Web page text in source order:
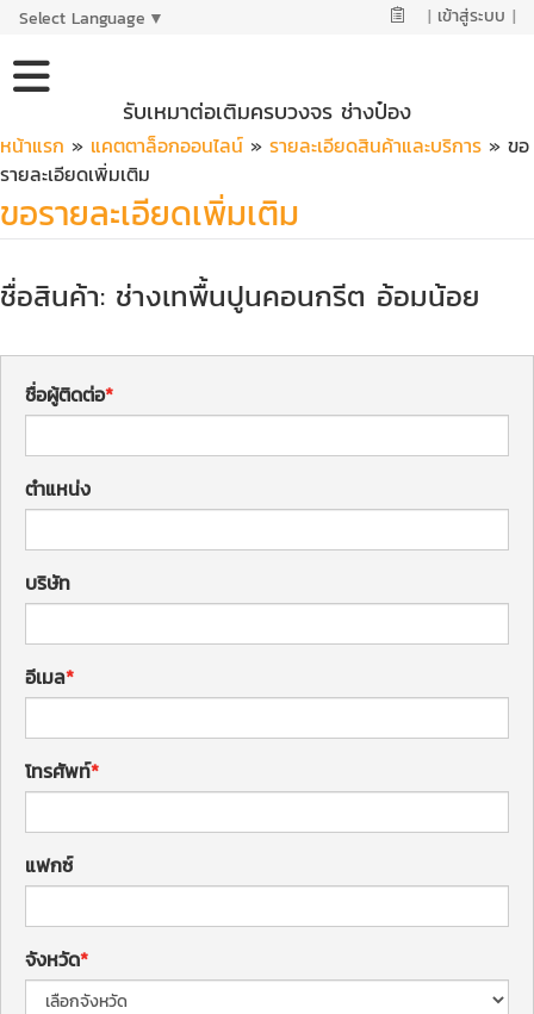
Select Language ▼ | เข้าสู่ระบบ |
รับเหมาต่อเติมครบวงจร ช่างป๋อง
หน้าแรก » แคตตาล็อกออนไลน์ » รายละเอียดสินค้าและบริการ » ขอ
รายละเอียดเพิ่มเติม
ขอรายละเอียดเพิ่มเติม
ชื่อสินค้า: ช่างเทพื้นปูนคอนกรีต อ้อมน้อย
ชื่อผู้ติดต่อ
ตำแหน่ง
บริษัท
อีเมล
โทรศัพท์
แฟกซ์
จังหวัด